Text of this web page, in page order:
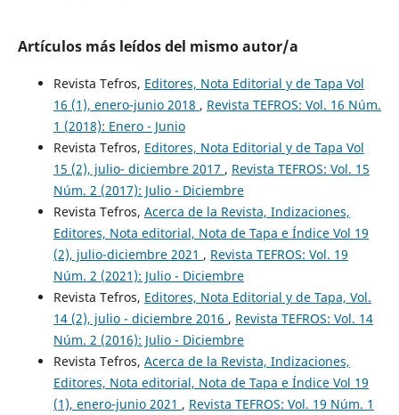
Artículos más leídos del mismo autor/a
Revista Tefros, Editores, Nota Editorial y de Tapa Vol
16 (1), enero-junio 2018 , Revista TEFROS: Vol. 16 Núm.
1 (2018): Enero - Junio
Revista Tefros, Editores, Nota Editorial y de Tapa Vol
15 (2), julio- diciembre 2017 , Revista TEFROS: Vol. 15
Núm. 2 (2017): Julio - Diciembre
Revista Tefros, Acerca de la Revista, Indizaciones,
Editores, Nota editorial, Nota de Tapa e Índice Vol 19
(2), julio-diciembre 2021 , Revista TEFROS: Vol. 19
Núm. 2 (2021): Julio - Diciembre
Revista Tefros, Editores, Nota Editorial y de Tapa, Vol.
14 (2), julio - diciembre 2016 , Revista TEFROS: Vol. 14
Núm. 2 (2016): Julio - Diciembre
Revista Tefros, Acerca de la Revista, Indizaciones,
Editores, Nota editorial, Nota de Tapa e Índice Vol 19
(1), enero-junio 2021 , Revista TEFROS: Vol. 19 Núm. 1